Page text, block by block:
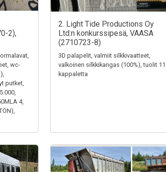
2),
wc-
putket,
4,
2. Light Tide Productions Oy
Ltd:n konkurssipesä, VAASA
(2710723-8)
3D palapelit, valmiit silkkivaatteet,
valkoinen silkkikangas (100%), tuolit 11
kappaletta